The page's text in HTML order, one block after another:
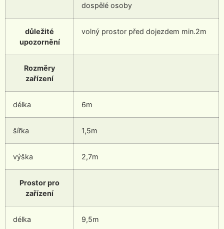
dospělé osoby
důležité
upozornění
volný prostor před dojezdem min.2m
Rozměry
zařízení
délka 6m
šířka 1,5m
výška 2,7m
Prostor pro
zařízení
délka 9,5m